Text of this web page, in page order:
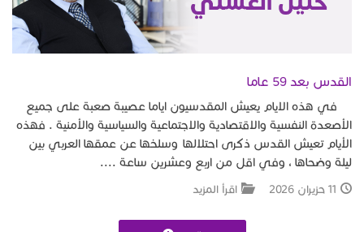
القدس بعد 59 عاما
في هذه الايام يعيش المقدسيون اياما عصيبة صعبة على جميع
الأصعدة النفسية والاقتصادية والاجتماعية والسياسية والأمنية . فهذه
الأيام تعيش القدس ذكرى احتلالها وسلخها عن عمقها العربي بين
ليلة وضحاها ، وفي اقل من اربع وعشرين ساعة ....
11 حزيران 2026 اقرأ المزيد